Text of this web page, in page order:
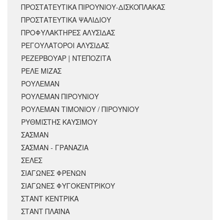
ΠΡΟΣΤΑΤΕΥΤΙΚΑ ΠΙΡΟΥΝΙΟΥ-ΔΙΣΚΟΠΛΑΚΑΣ
ΠΡΟΣΤΑΤΕΥΤΙΚΑ ΨΑΛΙΔΙΟΥ
ΠΡΟΦΥΛΑΚΤΗΡΕΣ ΑΛΥΣΙΔΑΣ
ΡΕΓΟΥΛΑΤΟΡΟΙ ΑΛΥΣΙΔΑΣ
ΡΕΖΕΡΒΟΥΑΡ | ΝΤΕΠΟΖΙΤΑ
ΡΕΛΕ ΜΙΖΑΣ
ΡΟΥΛΕΜΑΝ
ΡΟΥΛΕΜΑΝ ΠΙΡΟΥΝΙΟΥ
ΡΟΥΛΕΜΑΝ ΤΙΜΟΝΙΟΥ / ΠΙΡΟΥΝΙΟΥ
ΡΥΘΜΙΣΤΗΣ ΚΑΥΣΙΜΟΥ
ΣΑΣΜΑΝ
ΣΑΣΜΑΝ - ΓΡΑΝΑΖΙΑ
ΣΕΛΕΣ
ΣΙΑΓΩΝΕΣ ΦΡΕΝΩΝ
ΣΙΑΓΩΝΕΣ ΦΥΓΟΚΕΝΤΡΙΚΟΥ
ΣΤΑΝΤ ΚΕΝΤΡΙΚΑ
ΣΤΑΝΤ ΠΛΑΪΝΑ